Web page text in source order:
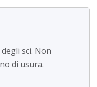
sci. Non
di usura.